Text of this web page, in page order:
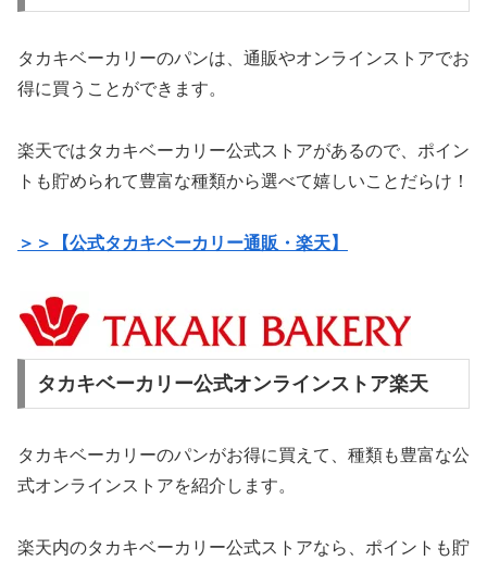
タカキベーカリーのパンは、通販やオンラインストアでお
得に買うことができます。
楽天ではタカキベーカリー公式ストアがあるので、ポイン
トも貯められて豊富な種類から選べて嬉しいことだらけ！
＞＞【公式タカキベーカリー通販・楽天】
タカキベーカリー公式オンラインストア楽天
タカキベーカリーのパンがお得に買えて、種類も豊富な公
式オンラインストアを紹介します。
楽天内のタカキベーカリー公式ストアなら、ポイントも貯